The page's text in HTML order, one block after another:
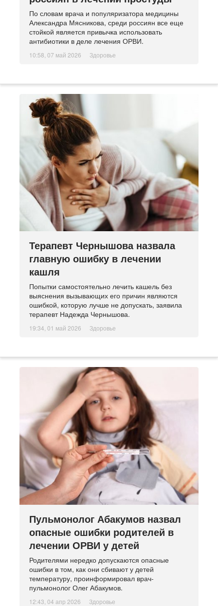
По словам врача и популяризатора медицины
Александра Мясникова, среди россиян все еще
стойкой является привычка использовать
антибиотики в деле лечения ОРВИ.
10:58, 07 май 2026 Здоровье
Терапевт Чернышова назвала
главную ошибку в лечении
кашля
Попытки самостоятельно лечить кашель без
выяснения вызывающих его причин являются
ошибкой, которую лучше не допускать, заявила
терапевт Надежда Чернышова.
19:34, 01 май 2026 Здоровье
Пульмонолог Абакумов назвал
опасные ошибки родителей в
лечении ОРВИ у детей
Родителями нередко допускаются опасные
ошибки в том, как они сбивают у детей
температуру, проинформировал врач-
пульмонолог Олег Абакумов.
12:43, 04 апр 2026 Здоровье